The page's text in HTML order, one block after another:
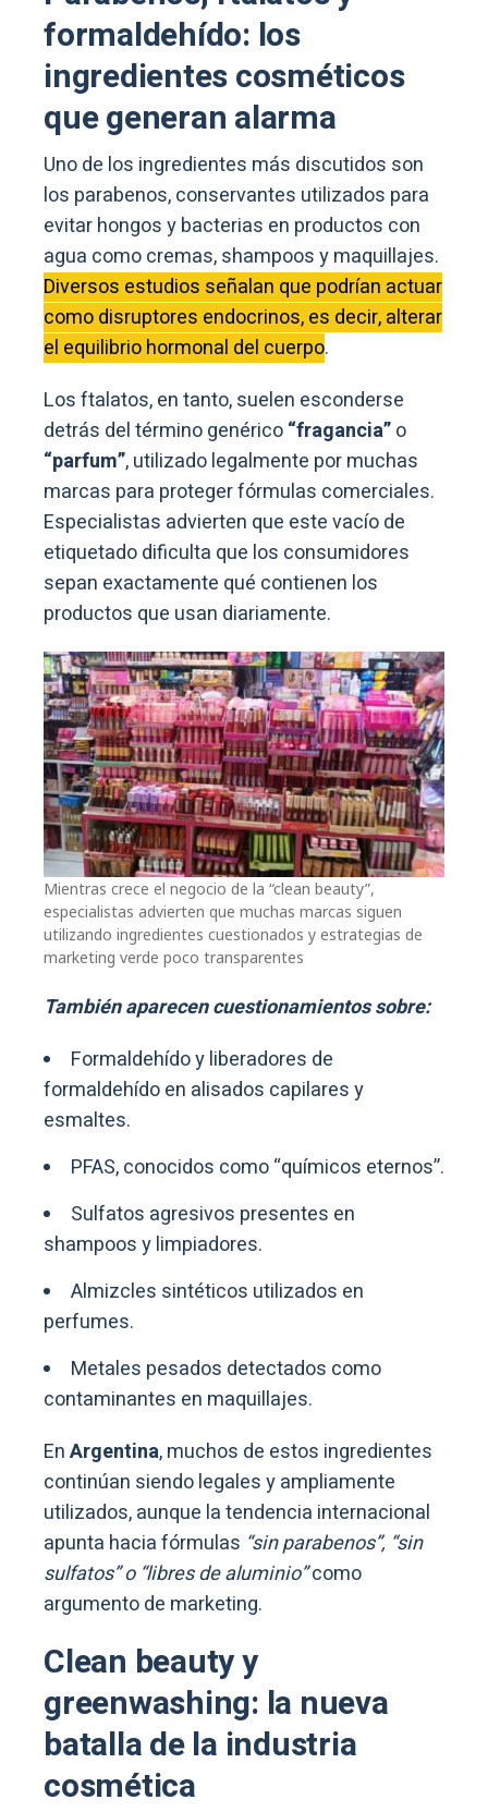
formaldehído: los
ingredientes cosméticos
que generan alarma
Uno de los ingredientes más discutidos son
los parabenos, conservantes utilizados para
evitar hongos y bacterias en productos con
agua como cremas, shampoos y maquillajes.
Diversos estudios señalan que podrían actuar
como disruptores endocrinos, es decir, alterar
el equilibrio hormonal del cuerpo.
Los ftalatos, en tanto, suelen esconderse
detrás del término genérico“fragancia”o
“parfum”, utilizado legalmente por muchas
marcas para proteger fórmulas comerciales.
Especialistas advierten que este vacío de
etiquetado dificulta que los consumidores
sepan exactamente qué contienen los
productos que usan diariamente.
Mientras crece el negocio de la “clean beauty”,
especialistas advierten que muchas marcas siguen
utilizando ingredientes cuestionados y estrategias de
marketing verde poco transparentes
También aparecen cuestionamientos sobre:
Formaldehído y liberadores de
formaldehído en alisados capilares y
esmaltes.
PFAS, conocidos como “químicos eternos”.
Sulfatos agresivos presentes en
shampoos y limpiadores.
Almizcles sintéticos utilizados en
perfumes.
Metales pesados detectados como
contaminantes en maquillajes.
EnArgentina, muchos de estos ingredientes
continúan siendo legales y ampliamente
utilizados, aunque la tendencia internacional
apunta hacia fórmulas “sin parabenos”, “sin
sulfatos” o “libres de aluminio”como
argumento de marketing.
Clean beauty y
greenwashing: la nueva
batalla de la industria
cosmética